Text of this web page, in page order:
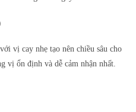
vị cay nhẹ tạo nên chiều sâu cho
vị ổn định và dễ cảm nhận nhất.